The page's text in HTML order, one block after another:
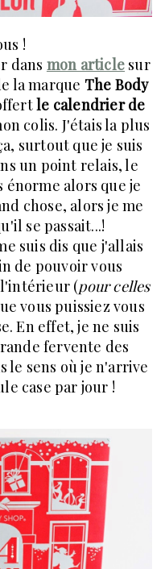
!
dans mon article sur
la marque The Body
le calendrier de
colis. J'étais la plus
surtout que je suis
un point relais, le
énorme alors que je
chose, alors je me
se passait...!
suis dis que j'allais
de pouvoir vous
l'intérieur (pour celles
vous puissiez vous
En effet, je ne suis
fervente des
le sens où je n'arrive
case par jour !